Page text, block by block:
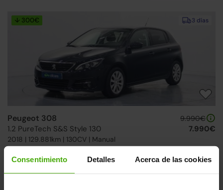
Consentimiento Detalles Acerca de las cookies
3 días
↓ 300€
Peugeot 308
1.2 PureTech S&S Style 130
2018 | 129.881km | 130CV | Manual
9.990€
7.990€